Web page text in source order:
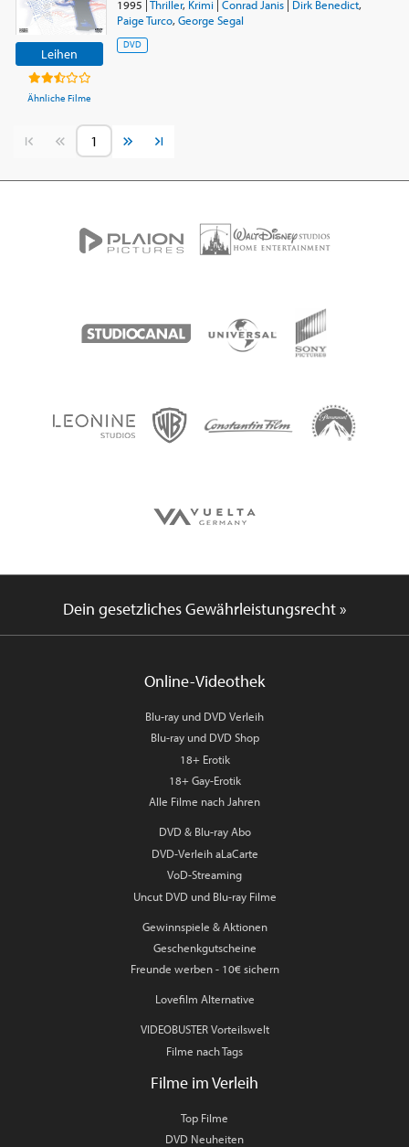
Leihen
Ähnliche Filme
1995 Thriller, Krimi| Conrad Janis| Dirk Benedict,
Paige Turco, George Segal
DVD
Vorherige SeiteNächste Seite
Dein gesetzliches Gewährleistungsrecht »
Online-Videothek
Blu-ray und DVD Verleih
Blu-ray und DVD Shop
18+ Erotik
18+ Gay-Erotik
Alle Filme nach Jahren
DVD & Blu-ray Abo
DVD-Verleih aLaCarte
VoD-Streaming
Uncut DVD und Blu-ray Filme
Gewinnspiele & Aktionen
Geschenkgutscheine
Freunde werben - 10€ sichern
Lovefilm Alternative
VIDEOBUSTER Vorteilswelt
Filme nach Tags
Filme im Verleih
Top Filme
DVD Neuheiten